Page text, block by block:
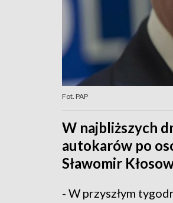
Fot. PAP
W najbliższych
autokarów po
Sławomir
- W przyszłym